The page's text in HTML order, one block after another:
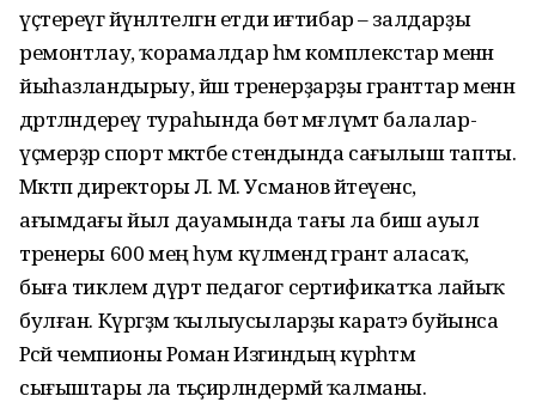
үҫтереүгә йүнәлтелгән етди иғтибар – залдарҙы
ремонтлау, ҡорамалдар һәм комплекстар менән
йыһазландырыу, йәш тренерҙарҙы гранттар менән
дәртләндереү тураһында бөтә мәғлүмәт балалар-
үҫмерҙәр спорт мәктәбе стендында сағылыш тапты.
Мәктәп директоры Л. М. Усманов әйтеүенсә,
ағымдағы йыл дауамында тағы ла биш ауыл
тренеры 600 мең һум күләмендә грант аласаҡ,
быға тиклем дүрт педагог сертификатҡа лайыҡ
булған. Күргәҙмә ҡылыусыларҙы каратэ буйынса
Рәсәй чемпионы Роман Изгиндың күрһәтмә
сығыштары ла тәьҫирләндермәй ҡалманы.